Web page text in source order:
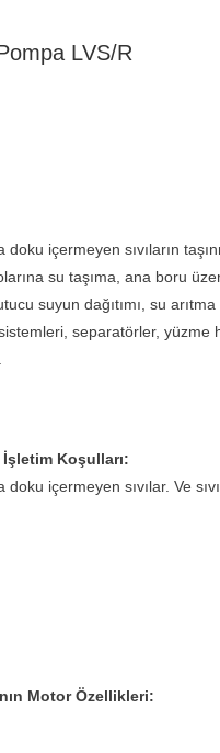
LVS/R
içermeyen sıvıların
su taşıma, ana boru
suyun dağıtımı, su
separatörler, yüzme
Koşulları:
içermeyen sıvılar. Ve
Motor Özellikleri: